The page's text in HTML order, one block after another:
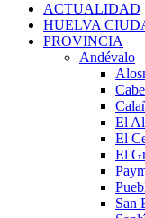
ACTUALIDAD
HUELVA
PROVINCIA
Andévalo
El
El
El
San